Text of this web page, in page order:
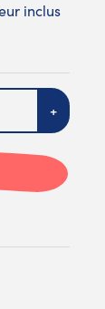
inclus
+